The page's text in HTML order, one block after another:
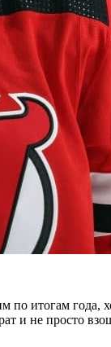
итогам года,
и не просто